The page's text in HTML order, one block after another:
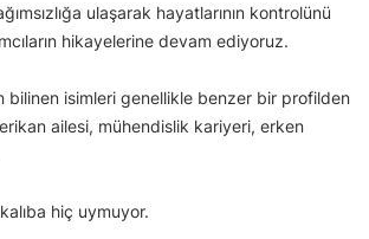
ulaşarak hayatlarının kontrolünü
hikayelerine devam ediyoruz.
bilinen isimleri genellikle benzer bir profilden
ailesi, mühendislik kariyeri, erken
hiç uymuyor.